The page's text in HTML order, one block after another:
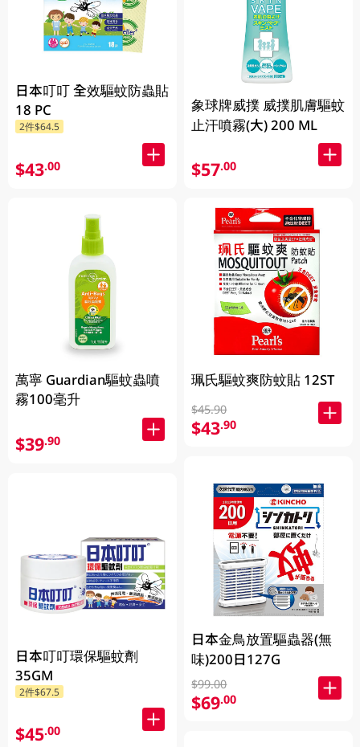
日本叮叮 全效驅蚊防蟲貼
18 PC
2件$64.5
$43.00
萬寧 Guardian驅蚊蟲噴
霧100毫升
$39.90
日本叮叮環保驅蚊劑
35GM
2件$67.5
$45.00
象球牌威撲 威撲肌膚驅蚊
止汗噴霧(大) 200 ML
$57.00
珮氏驅蚊爽防蚊貼 12ST
$45.90
$43.90
日本金鳥放置驅蟲器(無
味)200日127G
$99.00
$69.00